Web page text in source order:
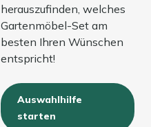
herauszufinden, welches
Gartenmöbel-Set am
besten Ihren Wünschen
entspricht!
Auswahlhilfe
starten